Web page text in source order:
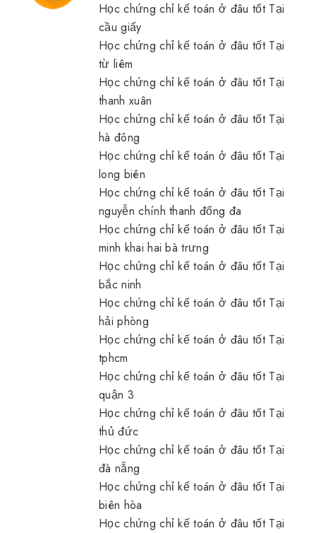
Học chứng chỉ kế toán ở đâu tốt Tại
cầu giấy
Học chứng chỉ kế toán ở đâu tốt Tại
từ liêm
Học chứng chỉ kế toán ở đâu tốt Tại
thanh xuân
Học chứng chỉ kế toán ở đâu tốt Tại
hà đông
Học chứng chỉ kế toán ở đâu tốt Tại
long biên
Học chứng chỉ kế toán ở đâu tốt Tại
nguyễn chính thanh đống đa
Học chứng chỉ kế toán ở đâu tốt Tại
minh khai hai bà trưng
Học chứng chỉ kế toán ở đâu tốt Tại
bắc ninh
Học chứng chỉ kế toán ở đâu tốt Tại
hải phòng
Học chứng chỉ kế toán ở đâu tốt Tại
tphcm
Học chứng chỉ kế toán ở đâu tốt Tại
quận 3
Học chứng chỉ kế toán ở đâu tốt Tại
thủ đức
Học chứng chỉ kế toán ở đâu tốt Tại
đà nẵng
Học chứng chỉ kế toán ở đâu tốt Tại
biên hòa
Học chứng chỉ kế toán ở đâu tốt Tại